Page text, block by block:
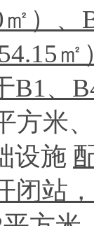
）
㎡
B1、
方米
设施
闭站